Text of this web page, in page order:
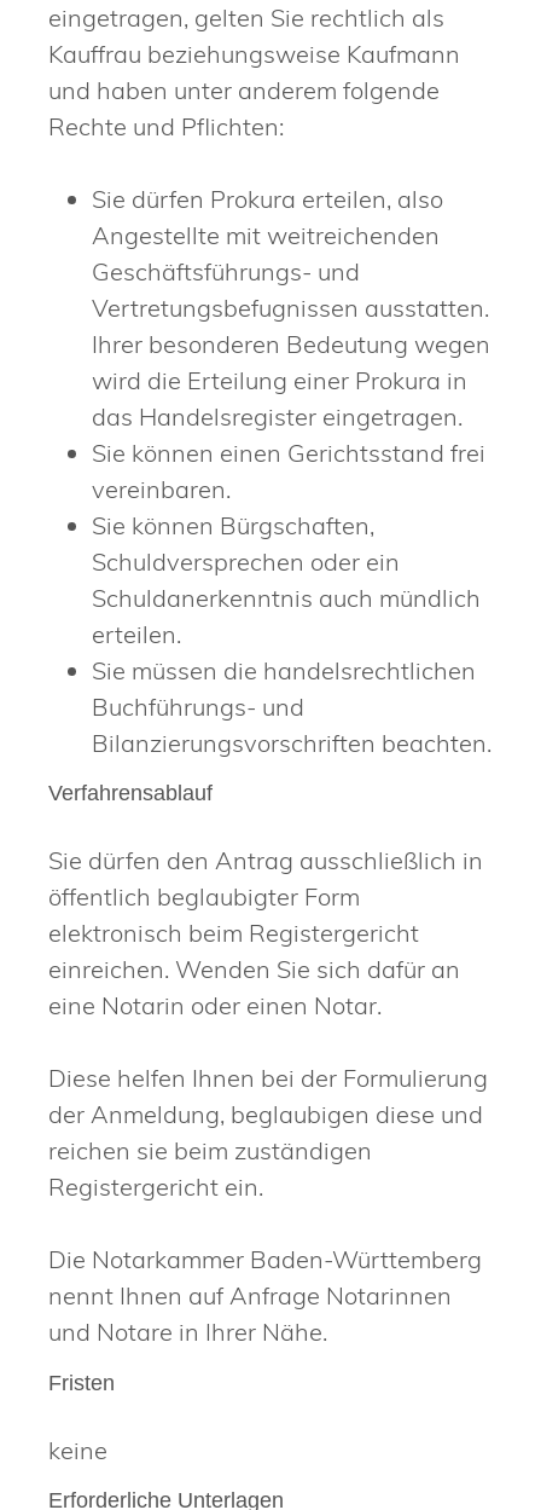
eingetragen, gelten Sie rechtlich als
Kauffrau beziehungsweise Kaufmann
und haben unter anderem folgende
Rechte und Pflichten:
Sie dürfen Prokura erteilen, also
Angestellte mit weitreichenden
Geschäftsführungs- und
Vertretungsbefugnissen ausstatten.
Ihrer besonderen Bedeutung wegen
wird die Erteilung einer Prokura in
das Handelsregister eingetragen.
Sie können einen Gerichtsstand frei
vereinbaren.
Sie können Bürgschaften,
Schuldversprechen oder ein
Schuldanerkenntnis auch mündlich
erteilen.
Sie müssen die handelsrechtlichen
Buchführungs- und
Bilanzierungsvorschriften beachten.
Verfahrensablauf
Sie dürfen den Antrag ausschließlich in
öffentlich beglaubigter Form
elektronisch beim Registergericht
einreichen. Wenden Sie sich dafür an
eine Notarin oder einen Notar.
Diese helfen Ihnen bei der Formulierung
der Anmeldung, beglaubigen diese und
reichen sie beim zuständigen
Registergericht ein.
Die Notarkammer Baden-Württemberg
nennt Ihnen auf Anfrage Notarinnen
und Notare in Ihrer Nähe.
Fristen
keine
Erforderliche Unterlagen